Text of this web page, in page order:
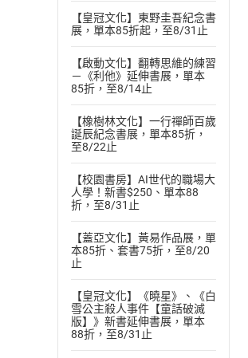
【皇冠文化】東野圭吾紀念書
展，單本85折起，至8/31止
【啟動文化】翻轉思維的練習
－《利他》延伸書展，單本
85折，至8/14止
【橡樹林文化】一行禪師百歲
誕辰紀念書展，單本85折，
至8/22止
【校園書房】AI世代的職場大
人學！新書$250、單本88
折，至8/31止
【蓋亞文化】黃易作品展，單
本85折、套書75折，至8/20
止
【皇冠文化】《曉星》、《白
雪公主殺人事件【童話破滅
版】》新書延伸書展，單本
88折，至8/31止